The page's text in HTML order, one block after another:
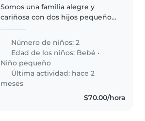
Somos una familia alegre y
cariñosa con dos hijos pequeños,
ambos llenos de energía y
personalidad. Buscamos una
niñera confiable que pueda
ayudarnos..
Número de niños: 2
Edad de los niños: Bebé •
Niño pequeño
Última actividad: hace 2
meses
$70.00/hora